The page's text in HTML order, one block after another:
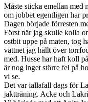
Måste sticka emellan med
om jobbet egentligen har
Dagen började förresten
Först när jag skulle kolla
ostbit uppe på maten, tog
vattnet jag hällt över
med. Husse har haft koll
är nog inget större fel på
vi se.
Det var iallafall dags för
jaktträning. Acke och